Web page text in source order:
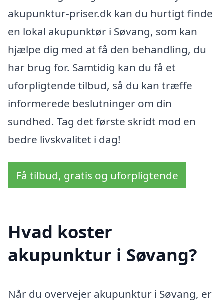
akupunktur-priser.dk kan du hurtigt finde
en lokal akupunktør i Søvang, som kan
hjælpe dig med at få den behandling, du
har brug for. Samtidig kan du få et
uforpligtende tilbud, så du kan træffe
informerede beslutninger om din
sundhed. Tag det første skridt mod en
bedre livskvalitet i dag!
Få tilbud, gratis og uforpligtende
Hvad koster
akupunktur i Søvang?
Når du overvejer akupunktur i Søvang, er